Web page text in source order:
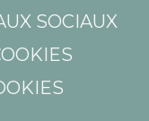
SOCIAUX